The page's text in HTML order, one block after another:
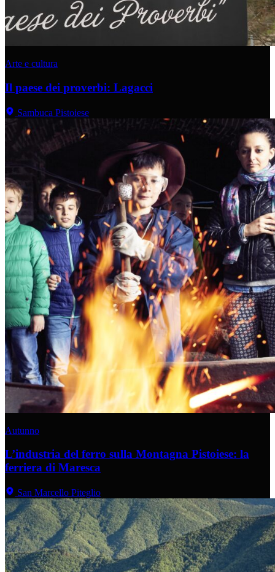
Arte e cultura
Il paese dei proverbi: Lagacci
Sambuca Pistoiese
Autunno
L’industria del ferro sulla Montagna Pistoiese: la
ferriera di Maresca
San Marcello Piteglio